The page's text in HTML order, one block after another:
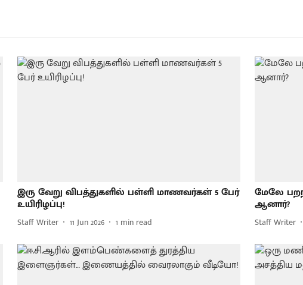
இரு வேறு விபத்துகளில் பள்ளி மாணவர்கள் 5 பேர்
உயிரிழப்பு!
Staff Writer 11 Jun 2026 1 min read
மேலே
ஆனார்?
Staff Writer